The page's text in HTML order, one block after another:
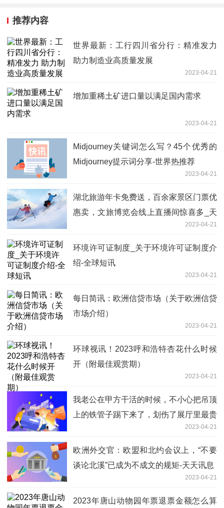
推荐内容
世界最新：工行四川省分行：精准发力
助力制造业高质量发展
2023-04-21
增加重稀土矿进口量以满足国内需求
2023-04-21
Midjourney关键词怎么写？45个优秀的
Midjourney提示词分享-世界热推荐
2023-04-21
湖北旅游年卡免费送，百余家景区门票优
惠卖，文旅博览会线上直播间惊喜多_天
2023-04-21
环境许可证制度_关于环境许可证制度介
绍-全球短讯
2023-04-21
每日简讯：欧洲信贷市场（关于欧洲信贷
市场介绍）
2023-04-21
环球视讯！2023呼和浩特杏花什么时候
开（附最佳观赏期）
2023-04-21
我老公在甲方干活的时候，不小心把吊顶
上的铁管子踢下来了，划伤了展厅里最贵
2023-04-21
欧洲外交官：欧盟和北约会议上，“不要
谈论北溪”已成为不成文的规矩-天天讯息
2023-04-21
2023年唐山动物园年票退票金额怎么算